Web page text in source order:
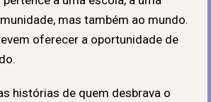
mas também ao mundo.
oferecer a oportunidade de
histórias de quem desbrava o